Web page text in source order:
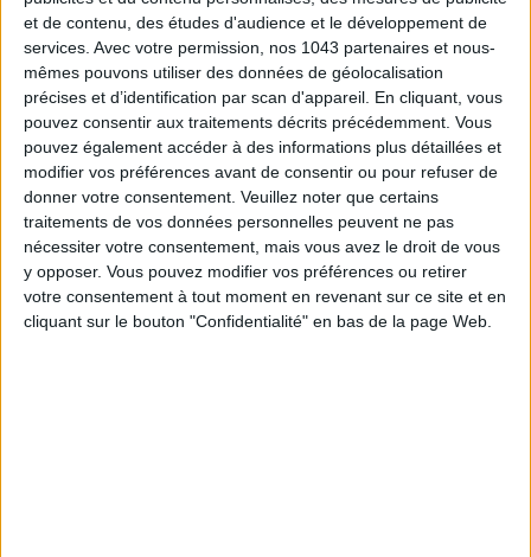
et de contenu, des études d'audience et le développement de
services. Avec votre permission, nos 1043 partenaires et nous-
mêmes pouvons utiliser des données de géolocalisation
précises et d’identification par scan d'appareil. En cliquant, vous
pouvez consentir aux traitements décrits précédemment. Vous
pouvez également accéder à des informations plus détaillées et
modifier vos préférences avant de consentir ou pour refuser de
donner votre consentement. Veuillez noter que certains
traitements de vos données personnelles peuvent ne pas
nécessiter votre consentement, mais vous avez le droit de vous
y opposer. Vous pouvez modifier vos préférences ou retirer
votre consentement à tout moment en revenant sur ce site et en
cliquant sur le bouton "Confidentialité" en bas de la page Web.
ADOPT PARFUMS RÉVOLUTIONNE LA PARFUMERIE MADE IN FRANCE À PETIT PRIX